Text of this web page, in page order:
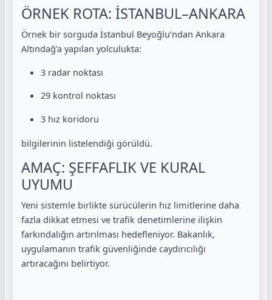
ÖRNEK ROTA: İSTANBUL–ANKARA
Örnek bir sorguda İstanbul Beyoğlu’ndan Ankara
Altındağ’a yapılan yolculukta:
3 radar noktası
29 kontrol noktası
3 hız koridoru
bilgilerinin listelendiği görüldü.
AMAÇ: ŞEFFAFLIK VE KURAL
UYUMU
Yeni sistemle birlikte sürücülerin hız limitlerine daha
fazla dikkat etmesi ve trafik denetimlerine ilişkin
farkındalığın artırılması hedefleniyor. Bakanlık,
uygulamanın trafik güvenliğinde caydırıcılığı
artıracağını belirtiyor.